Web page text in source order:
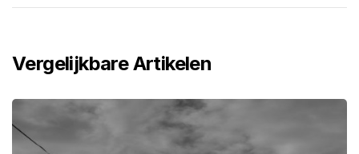
Vergelijkbare Artikelen